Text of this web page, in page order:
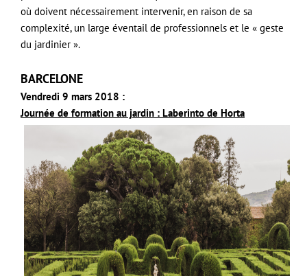
où doivent nécessairement intervenir, en raison de sa
complexité, un large éventail de professionnels et le « geste
du jardinier ».
BARCELONE
Vendredi 9 mars 2018 :
Journée de formation au jardin : Laberinto de Horta